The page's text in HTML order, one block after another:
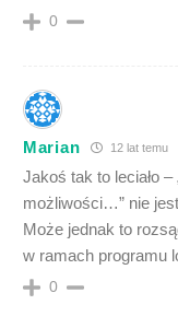
0
Marian 12 lat temu
Jakoś tak to leciało
możliwości…” nie
Może jednak to
w ramach programu
0